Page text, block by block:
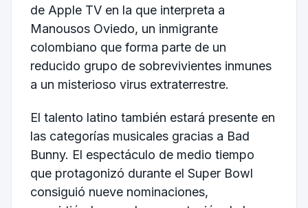
de Apple TV en la que interpreta a
Manousos Oviedo, un inmigrante
colombiano que forma parte de un
reducido grupo de sobrevivientes inmunes
a un misterioso virus extraterrestre.
El talento latino también estará presente en
las categorías musicales gracias a Bad
Bunny. El espectáculo de medio tiempo
que protagonizó durante el Super Bowl
consiguió nueve nominaciones,